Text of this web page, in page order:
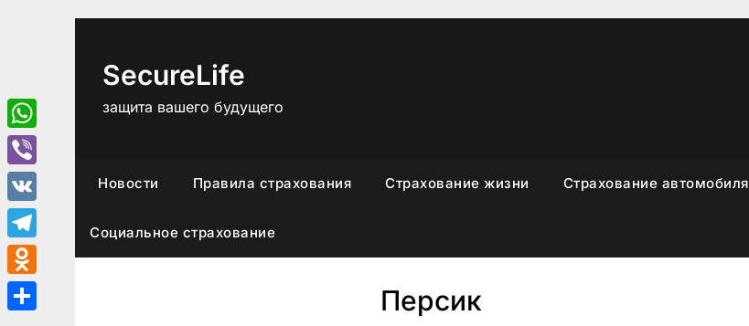
SecureLife
защита вашего будущего
Новости Правила страхования Страхование жизни Страхование автомобиля
Социальное страхование
Персик
WhatsApp
Viber
VK
Telegram
Odnoklassniki